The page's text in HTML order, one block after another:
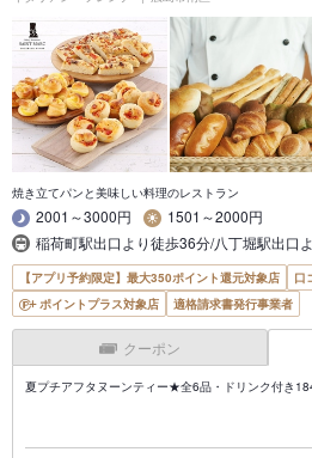
焼き立てパンと美味しい料理のレストラン
2001～3000円
1501～2000円
稲荷町駅出口より徒歩36分/八丁堀駅出口
【アプリ予約限定】最大350ポイント還元対象店
口
ポイントプラス対象店
適格請求書発行事業者
クーポン
夏プチアフタヌーンティー★全6品・ドリンク付き